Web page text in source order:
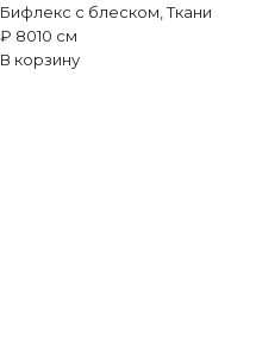
Бифлекс с блеском ,Ткани
₽ 8010 см
В корзину